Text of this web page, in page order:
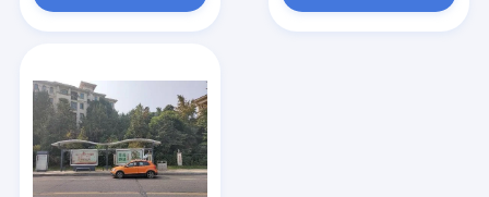
Productos
Sobre nosotros
Visita a la fábrica